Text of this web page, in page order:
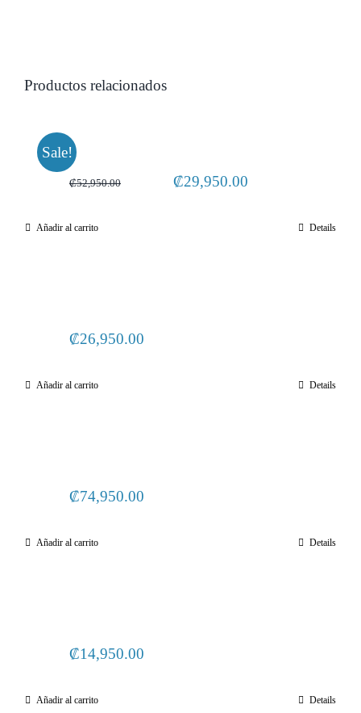
Sale!
₡52,950.00
Original₡29,950.00Current
Añadir al carrito Details
₡26,950.00
Añadir al carrito Details
₡74,950.00
Añadir al carrito Details
₡14,950.00
Añadir al carrito Details